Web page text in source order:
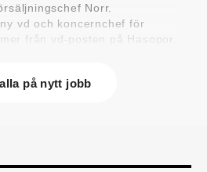
Norr.
vd och koncernchef för
från vd-posten på Hasopor.
i Skandinavien.
är ny utvecklare av
på nytt jobb